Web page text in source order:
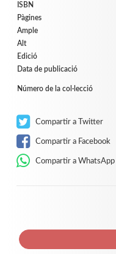
ISBN
Pàgines
Ample
Alt
Edició
Data de publicació
Número de la col·lecció
Compartir a Twitter
Compartir a Facebook
Compartir a WhatsApp